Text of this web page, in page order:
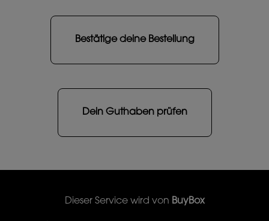
Dein Guthaben prüfen
Dieser Service wird von BuyBox